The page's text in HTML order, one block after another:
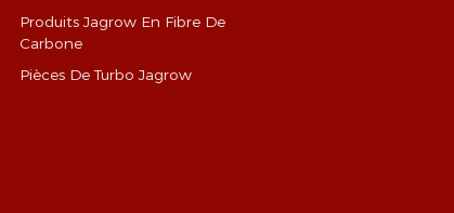
Produits Jagrow En Fibre De
Carbone
Pièces De Turbo Jagrow